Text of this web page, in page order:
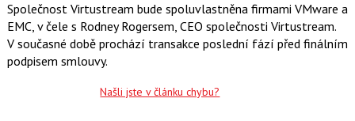
F
c
e
s
i
Společnost Virtustream bude spoluvlastněna firmami VMware a
EMC, v čele s Rodney Rogersem, CEO společnosti Virtustream.
V současné době prochází transakce poslední fází před finálním
podpisem smlouvy.
Našli jste v článku chybu?